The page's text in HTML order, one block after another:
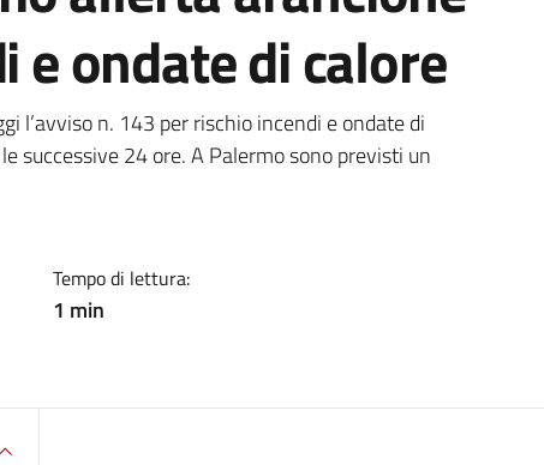
e ondate di calore
l’avviso n. 143 per rischio incendi e ondate di
successive 24 ore. A Palermo sono previsti un
Tempo di lettura:
1 min